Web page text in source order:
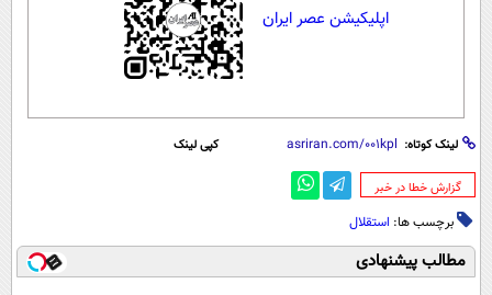
اپلیکیشن عصر ایران
لینک کوتاه: کپی لینک
‌گزارش خطا در خبر
برچسب ها: استقلال
مطالب پیشنهادی